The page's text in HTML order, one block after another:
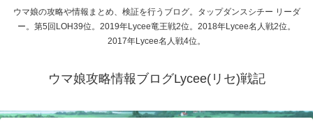
ウマ娘の攻略や情報まとめ、検証を行うブログ。タップダンスシチー リーダ
ー。第5回LOH39位。2019年Lycee竜王戦2位。2018年Lycee名人戦2位。
2017年Lycee名人戦4位。
ウマ娘攻略情報ブログLycee(リセ)戦記